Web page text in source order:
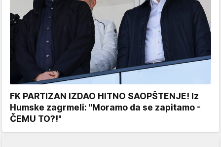
FK PARTIZAN IZDAO HITNO SAOPŠTENJE! Iz
Humske zagrmeli: "Moramo da se zapitamo -
ČEMU TO?!"